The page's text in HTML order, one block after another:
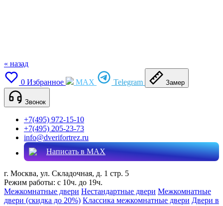
« назад
0 Избранное MAX Telegram Замер
Звонок
+7(495) 972-15-10
+7(495) 205-23-73
info@dverifortrez.ru
Написать в MAX
г. Москва, ул. Складочная, д. 1 стр. 5
Режим работы: с 10ч. до 19ч.
Межкомнатные двери Нестандартные двери Межкомнатные
двери (скидка до 20%) Классика межкомнатные двери Двери в